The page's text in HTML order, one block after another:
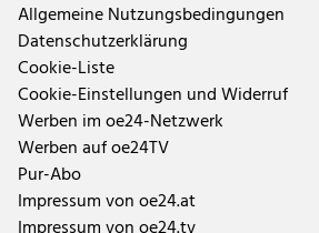
Allgemeine Nutzungsbedingungen
Datenschutzerklärung
Cookie-Liste
Cookie-Einstellungen und Widerruf
Werben im oe24-Netzwerk
Werben auf oe24TV
Pur-Abo
Impressum von oe24.at